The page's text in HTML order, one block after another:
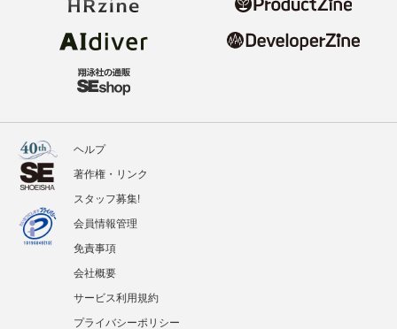
ヘルプ
著作権・リンク
スタッフ募集!
会員情報管理
免責事項
会社概要
サービス利用規約
プライバシーポリシー